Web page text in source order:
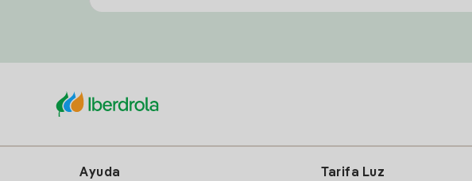
Ayuda
Tarifa Luz